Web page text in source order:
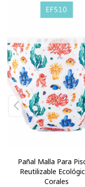
Pañal Malla Para
Reutilizable
Corales